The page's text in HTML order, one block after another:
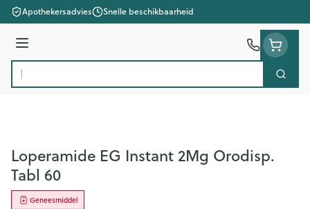
Ga naar de inhoud
Apothekersadvies Snelle beschikbaarheid
Menu
Product, merk, categorie... Zoek
Loperamide EG Instant 2Mg Orodisp.
Tabl 60
Geneesmiddel